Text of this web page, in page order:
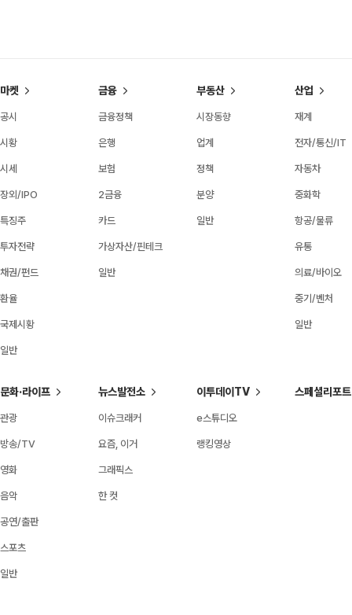
마켓
공시
시황
시세
장외/IPO
특징주
투자전략
채권/펀드
환율
국제시황
일반
금융
금융정책
은행
보험
2금융
카드
가상자산/핀테크
일반
부동산
시장동향
업계
정책
분양
일반
산업
재계
전자/통신/IT
자동차
중화학
항공/물류
유통
의료/바이오
중기/벤처
일반
문화·라이프
관광
방송/TV
영화
음악
공연/출판
스포츠
일반
뉴스발전소
이슈크래커
요즘, 이거
그래픽스
한 컷
이투데이TV
e스튜디오
랭킹영상
스페셜리포트